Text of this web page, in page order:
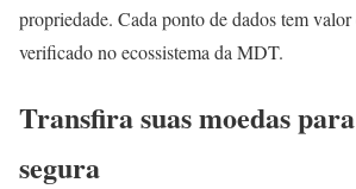
propriedade. Cada ponto de dados tem
verificado no ecossistema da MDT.
Transfira suas moedas
segura